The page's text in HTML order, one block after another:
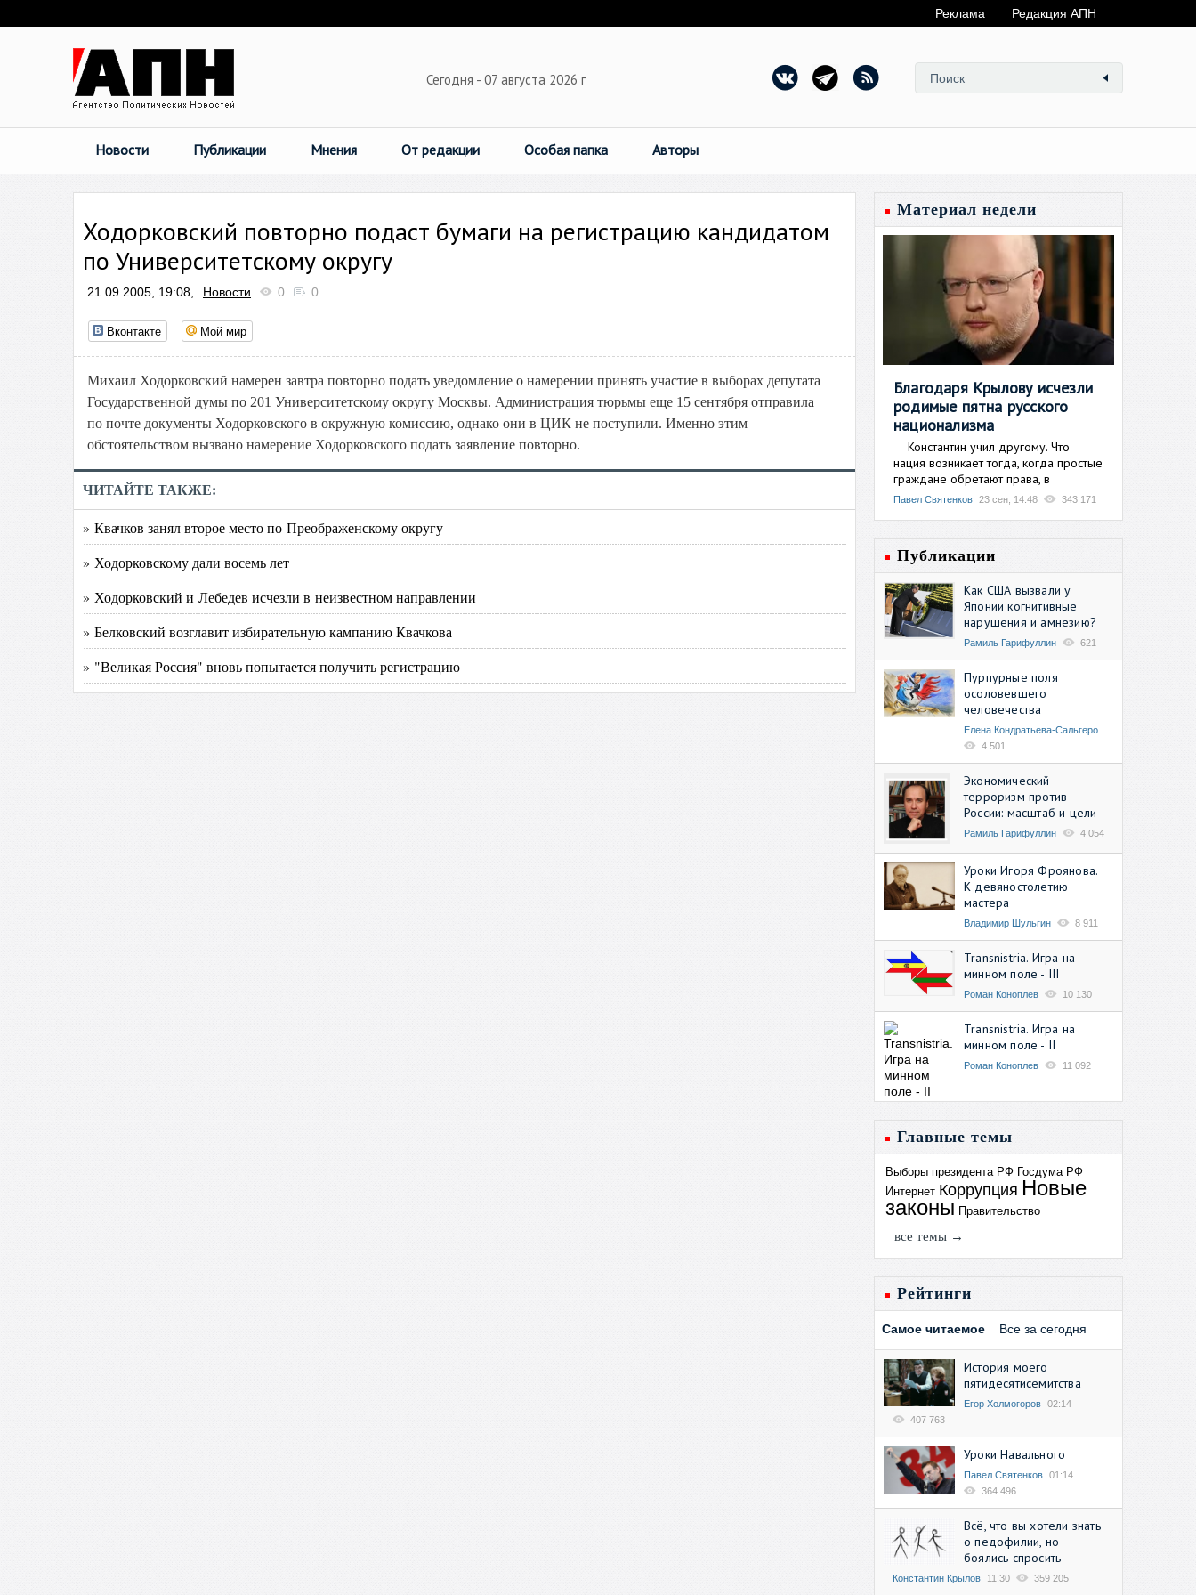
Реклама Редакция АПН
Сегодня - 07 августа 2026 г
Новости Публикации Мнения От редакции Особая папка Авторы
Ходорковский повторно подаст бумаги на регистрацию кандидатом
по Университетскому округу
21.09.2005, 19:08, Новости 0 0
Вконтакте Мой мир
Михаил Ходорковский намерен завтра повторно подать уведомление о намерении принять участие в выборах депутата
Государственной думы по 201 Университетскому округу Москвы. Администрация тюрьмы еще 15 сентября отправила
по почте документы Ходорковского в окружную комиссию, однако они в ЦИК не поступили. Именно этим
обстоятельством вызвано намерение Ходорковского подать заявление повторно.
ЧИТАЙТЕ ТАКЖЕ:
» Квачков занял второе место по Преображенскому округу
» Ходорковскому дали восемь лет
» Ходорковский и Лебедев исчезли в неизвестном направлении
» Белковский возглавит избирательную кампанию Квачкова
» "Великая Россия" вновь попытается получить регистрацию
Материал недели
Благодаря Крылову исчезли
родимые пятна русского
национализма
Константин учил другому. Что
нация возникает тогда, когда простые
граждане обретают права, в
Павел Святенков 23 сен, 14:48 343 171
Публикации
Как США вызвали у
Японии когнитивные
нарушения и амнезию?
Рамиль Гарифуллин 621
Пурпурные поля
осоловевшего
человечества
Елена Кондратьева-Сальгеро
4 501
Экономический
терроризм против
России: масштаб и цели
Рамиль Гарифуллин 4 054
Уроки Игоря Фроянова.
К девяностолетию
мастера
Владимир Шульгин 8 911
Transnistria. Игра на
минном поле - III
Роман Коноплев 10 130
Transnistria. Игра на
минном поле - II
Роман Коноплев 11 092
Главные темы
Выборы президента РФ Госдума РФ
Интернет Коррупция Новые
законы Правительство
все темы →
Рейтинги
Самое читаемое Все за сегодня
История моего
пятидесятисемитства
Егор Холмогоров 02:14
407 763
Уроки Навального
Павел Святенков 01:14
364 496
Всё, что вы хотели знать
о педофилии, но
боялись спросить
Константин Крылов 11:30 359 205